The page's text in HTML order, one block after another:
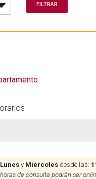
Lunesy Miércolesdesde las:
horas de consulta podrán ser